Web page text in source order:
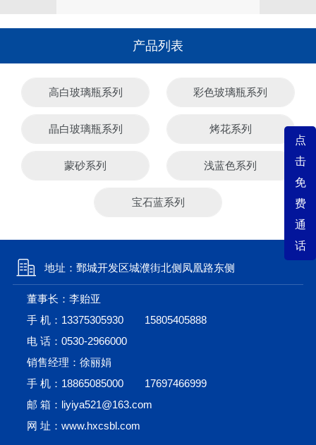
点
击
免
费
通
话
产品列表
高白玻璃瓶系列 彩色玻璃瓶系列
晶白玻璃瓶系列 烤花系列
蒙砂系列 浅蓝色系列
宝石蓝系列
地址：鄄城开发区城濮街北侧凤凰路东侧
董事长：李贻亚
手 机： 13375305930
15805405888
电 话： 0530-2966000
销售经理：徐丽娟
手 机： 18865085000
17697466999
邮 箱：liyiya521@163.com
网 址：www.hxcsbl.com